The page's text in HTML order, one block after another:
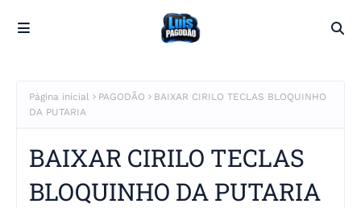
Página inicial PAGODÃO
BAIXAR CIRILO TECLAS BLOQUINHO
DA PUTARIA
BAIXAR CIRILO TECLAS
BLOQUINHO DA PUTARIA